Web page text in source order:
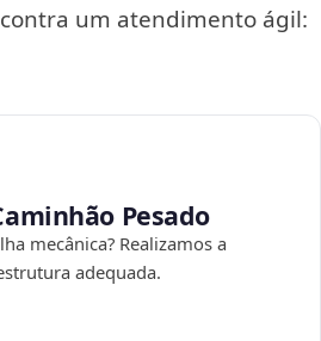
um atendimento ágil:
Pesado
mecânica? Realizamos a
adequada.